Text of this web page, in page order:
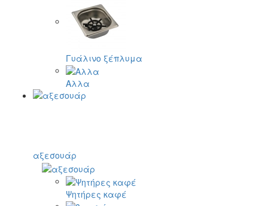
Γυάλινο ξέπλυμα
Αλλα
αξεσουάρ
Ψητήρες καφέ